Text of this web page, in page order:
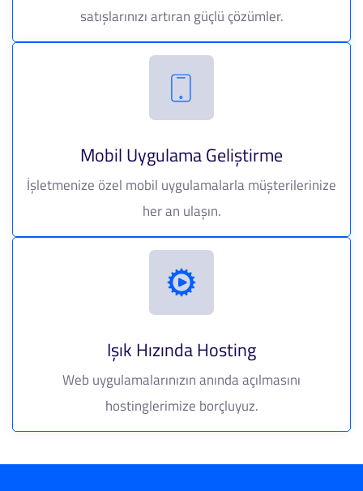
satışlarınızı artıran güçlü çözümler.
Mobil Uygulama Geliştirme
İşletmenize özel mobil uygulamalarla müşterilerinize
her an ulaşın.
Işık Hızında Hosting
Web uygulamalarınızın anında açılmasını
hostinglerimize borçluyuz.